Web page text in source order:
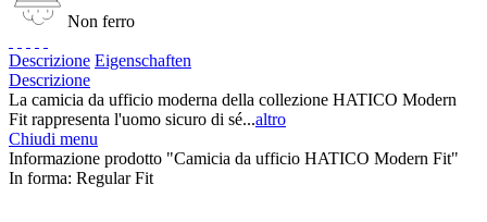
Non ferro
Descrizione Eigenschaften
Descrizione
La camicia da ufficio moderna della collezione HATICO Modern
Fit rappresenta l'uomo sicuro di sé...altro
Chiudi menu
Informazione prodotto "Camicia da ufficio HATICO Modern Fit"
In forma: Regular Fit